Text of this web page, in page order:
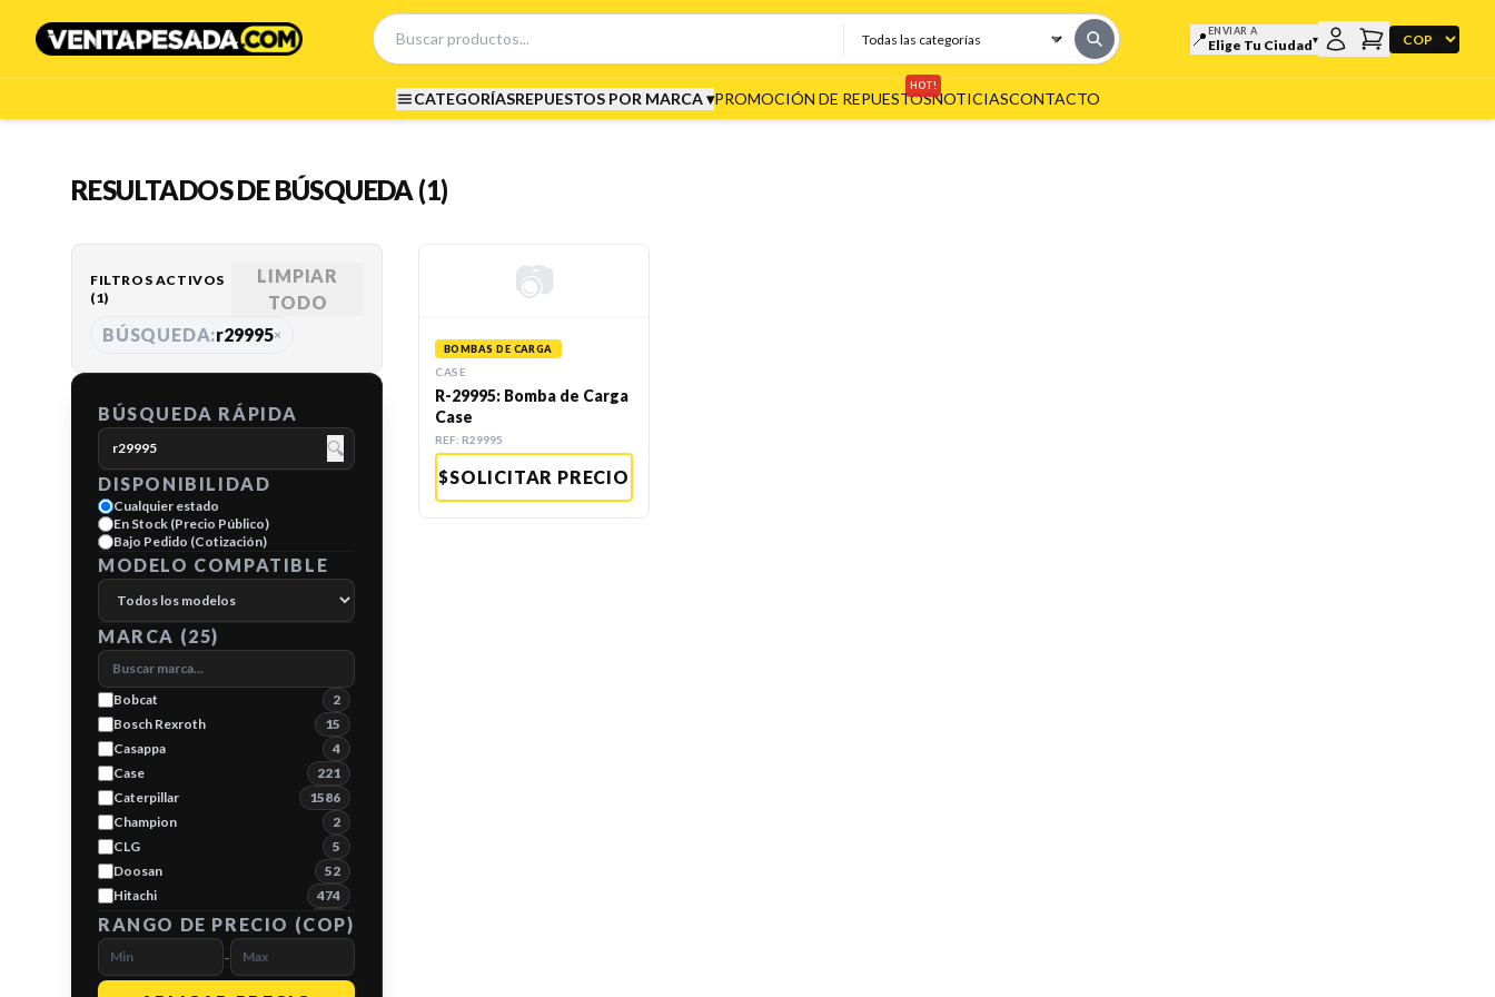
▼ 📍ENVIAR A
Elige Tu Ciudad▾
CATEGORÍASREPUESTOS POR MARCA ▾
HOT!
PROMOCIÓN DE REPUESTOSNOTICIASCONTACTO
RESULTADOS DE BÚSQUEDA (1)
FILTROS ACTIVOS
(1)
LIMPIAR
TODO
BÚSQUEDA:r29995×
BÚSQUEDA RÁPIDA
🔍
DISPONIBILIDAD
Cualquier estado
En Stock (Precio Público)
Bajo Pedido (Cotización)
MODELO COMPATIBLE
MARCA (25)
Bobcat
2
Bosch Rexroth
15
Casappa
4
Case
221
Caterpillar
1586
Champion
2
CLG
5
Doosan
52
Hitachi
474
Hyundai
119
RANGO DE PRECIO (COP)
-
📷
BOMBAS DE CARGA
CASE
R-29995: Bomba de Carga
Case
REF: R29995
$SOLICITAR PRECIO